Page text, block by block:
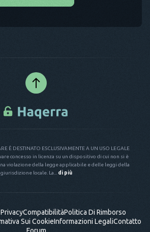
È DESTINATO ESCLUSIVAMENTE A UN USO LEGALE
concesso in licenza su un dispositivo di cui non si è
violazione della legge applicabile e delle leggi della
giurisdizione locale. La...
di più
CompatibilitàPolitica Di Rimborso
Sui CookieInformazioni LegaliContatto